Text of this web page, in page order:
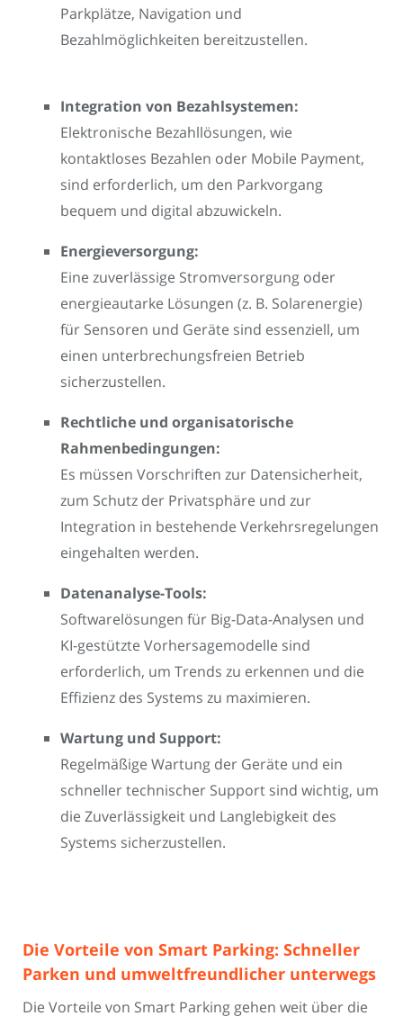
Parkplätze, Navigation und
Bezahlmöglichkeiten bereitzustellen.
Integration von Bezahlsystemen:
Elektronische Bezahllösungen, wie
kontaktloses Bezahlen oder Mobile Payment,
sind erforderlich, um den Parkvorgang
bequem und digital abzuwickeln.
Energieversorgung:
Eine zuverlässige Stromversorgung oder
energieautarke Lösungen (z. B. Solarenergie)
für Sensoren und Geräte sind essenziell, um
einen unterbrechungsfreien Betrieb
sicherzustellen.
Rechtliche und organisatorische
Rahmenbedingungen:
Es müssen Vorschriften zur Datensicherheit,
zum Schutz der Privatsphäre und zur
Integration in bestehende Verkehrsregelungen
eingehalten werden.
Datenanalyse-Tools:
Softwarelösungen für Big-Data-Analysen und
KI-gestützte Vorhersagemodelle sind
erforderlich, um Trends zu erkennen und die
Effizienz des Systems zu maximieren.
Wartung und Support:
Regelmäßige Wartung der Geräte und ein
schneller technischer Support sind wichtig, um
die Zuverlässigkeit und Langlebigkeit des
Systems sicherzustellen.
Die Vorteile von Smart Parking: Schneller
Parken und umweltfreundlicher unterwegs
Die Vorteile von Smart Parking gehen weit über die